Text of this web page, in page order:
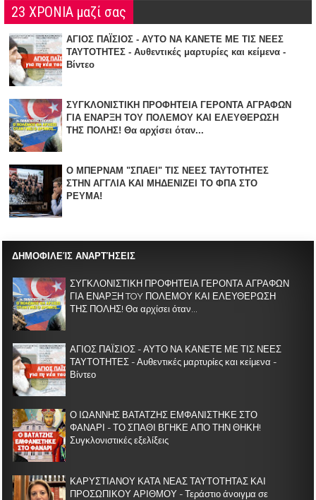
23 ΧΡΟΝΙΑ μαζί σας
ΑΓΙΟΣ ΠΑΪΣΙΟΣ - ΑΥΤΟ ΝΑ ΚΑΝΕΤΕ ΜΕ ΤΙΣ ΝΕΕΣ
ΤΑΥΤΟΤΗΤΕΣ - Αυθεντικές μαρτυρίες και κείμενα -
Βίντεο
ΣΥΓΚΛΟΝΙΣΤΙΚΗ ΠΡΟΦΗΤΕΙΑ ΓΕΡΟΝΤΑ ΑΓΡΑΦΩΝ
ΓΙΑ ΕΝΑΡΞΗ TOY ΠΟΛΕΜΟΥ ΚΑΙ ΕΛΕΥΘΕΡΩΣΗ
ΤΗΣ ΠΟΛΗΣ! Θα αρχίσει όταν...
Ο ΜΠΕΡΝΑΜ "ΣΠΑΕΙ" ΤΙΣ ΝΕΕΣ ΤΑΥΤΟΤΗΤΕΣ
ΣΤΗΝ ΑΓΓΛΙΑ KAI ΜΗΔΕΝΙZΕΙ ΤΟ ΦΠΑ ΣΤΟ
ΡΕΥΜΑ!
ΔΗΜΟΦΙΛΕΊΣ ΑΝΑΡΤΉΣΕΙΣ
ΣΥΓΚΛΟΝΙΣΤΙΚΗ ΠΡΟΦΗΤΕΙΑ ΓΕΡΟΝΤΑ ΑΓΡΑΦΩΝ
ΓΙΑ ΕΝΑΡΞΗ TOY ΠΟΛΕΜΟΥ ΚΑΙ ΕΛΕΥΘΕΡΩΣΗ
ΤΗΣ ΠΟΛΗΣ! Θα αρχίσει όταν...
ΑΓΙΟΣ ΠΑΪΣΙΟΣ - ΑΥΤΟ ΝΑ ΚΑΝΕΤΕ ΜΕ ΤΙΣ ΝΕΕΣ
ΤΑΥΤΟΤΗΤΕΣ - Αυθεντικές μαρτυρίες και κείμενα -
Βίντεο
Ο ΙΩΑΝΝΗΣ ΒΑΤΑΤΖΗΣ ΕΜΦΑΝΙΣΤΗΚΕ ΣΤΟ
ΦΑΝΑΡΙ - ΤΟ ΣΠΑΘΙ ΒΓΗΚΕ ΑΠΟ ΤΗΝ ΘΗΚΗ!
Συγκλονιστικές εξελίξεις
ΚΑΡΥΣΤΙΑΝΟΥ ΚΑΤΑ ΝΕΑΣ ΤΑΥΤΟΤΗΤΑΣ ΚΑΙ
ΠΡΟΣΩΠΙΚΟΥ ΑΡΙΘΜΟΥ - Τεράστιο άνοιγμα σε